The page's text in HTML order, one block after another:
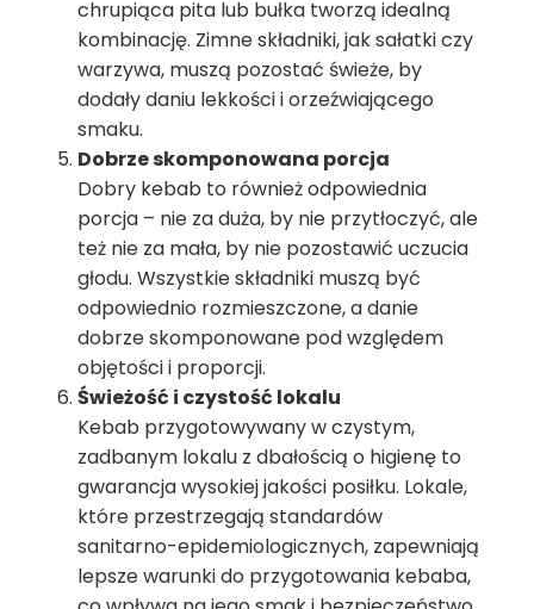
chrupiąca pita lub bułka tworzą idealną
kombinację. Zimne składniki, jak sałatki czy
warzywa, muszą pozostać świeże, by
dodały daniu lekkości i orzeźwiającego
smaku.
Dobrze skomponowana porcja
Dobry kebab to również odpowiednia
porcja – nie za duża, by nie przytłoczyć, ale
też nie za mała, by nie pozostawić uczucia
głodu. Wszystkie składniki muszą być
odpowiednio rozmieszczone, a danie
dobrze skomponowane pod względem
objętości i proporcji.
Świeżość i czystość lokalu
Kebab przygotowywany w czystym,
zadbanym lokalu z dbałością o higienę to
gwarancja wysokiej jakości posiłku. Lokale,
które przestrzegają standardów
sanitarno-epidemiologicznych, zapewniają
lepsze warunki do przygotowania kebaba,